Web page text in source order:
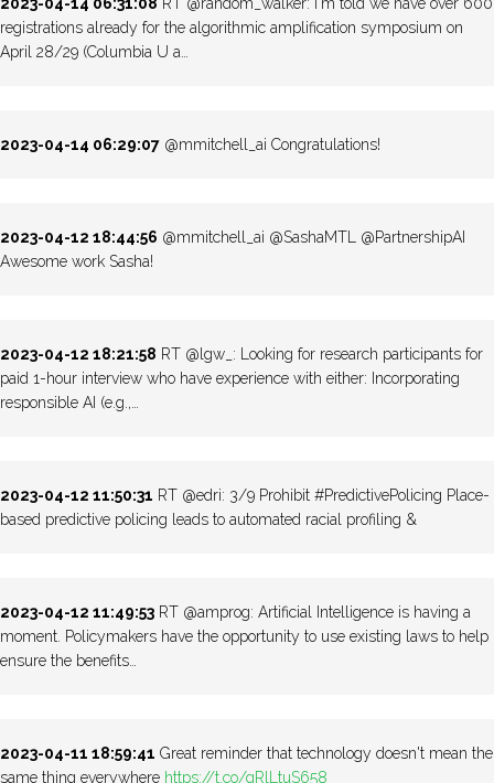
registrations already for the algorithmic amplification symposium on
April 28/29 (Columbia U a…
2023-04-14 06:29:07 @mmitchell_ai Congratulations!
2023-04-12 18:44:56 @mmitchell_ai @SashaMTL @PartnershipAI
Awesome work Sasha!
2023-04-12 18:21:58 RT @lgw_: Looking for research participants for
paid 1-hour interview who have experience with either: Incorporating
responsible AI (e.g.,…
2023-04-12 11:50:31 RT @edri: 3/9 Prohibit #PredictivePolicing Place-
based predictive policing leads to automated racial profiling &
2023-04-12 11:49:53 RT @amprog: Artificial Intelligence is having a
moment. Policymakers have the opportunity to use existing laws to help
ensure the benefits…
2023-04-11 18:59:41 Great reminder that technology doesn't mean the
same thing everywhere https://t.co/gRlLtuS658